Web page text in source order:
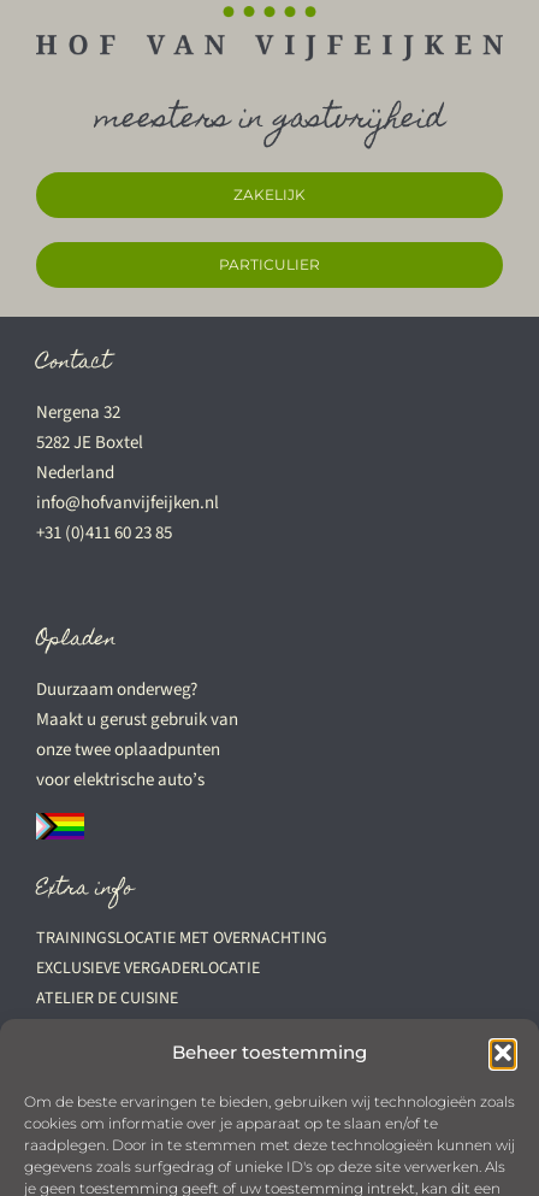
Beheer toestemming
Om de beste ervaringen te bieden, gebruiken wij technologieën zoals
cookies om informatie over je apparaat op te slaan en/of te
raadplegen. Door in te stemmen met deze technologieën kunnen wij
gegevens zoals surfgedrag of unieke ID's op deze site verwerken. Als
je geen toestemming geeft of uw toestemming intrekt, kan dit een
meesters in gastvrijheid
ZAKELIJK
PARTICULIER
Contact
Nergena 32
5282 JE Boxtel
Nederland
info@hofvanvijfeijken.nl
+31 (0)411 60 23 85
Opladen
Duurzaam onderweg?
Maakt u gerust gebruik van
onze twee oplaadpunten
voor elektrische auto’s
Extra info
TRAININGSLOCATIE MET OVERNACHTING
EXCLUSIEVE VERGADERLOCATIE
ATELIER DE CUISINE
PRIVACYBELEID
OPSTELLINGEN ‘PALAIS DES POULES’
KHN VOORWAARDEN